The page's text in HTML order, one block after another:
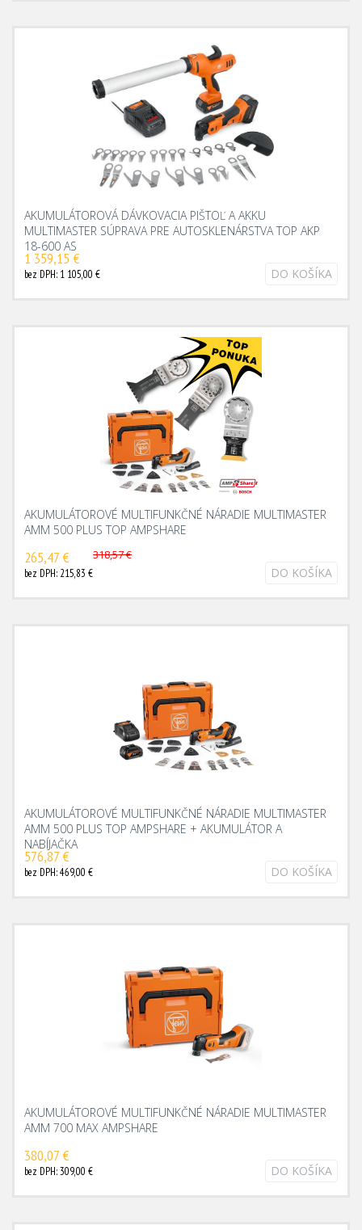
AKUMULÁTOROVÁ DÁVKOVACIA PIŠTOĽ A AKKU
MULTIMASTER SÚPRAVA PRE AUTOSKLENÁRSTVA TOP AKP
18-600 AS
1 359,15 €
bez DPH: 1 105,00 € DO KOŠÍKA
AKUMULÁTOROVÉ MULTIFUNKČNÉ NÁRADIE MULTIMASTER
AMM 500 PLUS TOP AMPSHARE
265,47 €
bez DPH: 215,83 €
318,57 €
DO KOŠÍKA
AKUMULÁTOROVÉ MULTIFUNKČNÉ NÁRADIE MULTIMASTER
AMM 500 PLUS TOP AMPSHARE + AKUMULÁTOR A
NABÍJAČKA
576,87 €
bez DPH: 469,00 € DO KOŠÍKA
AKUMULÁTOROVÉ MULTIFUNKČNÉ NÁRADIE MULTIMASTER
AMM 700 MAX AMPSHARE
380,07 €
bez DPH: 309,00 € DO KOŠÍKA